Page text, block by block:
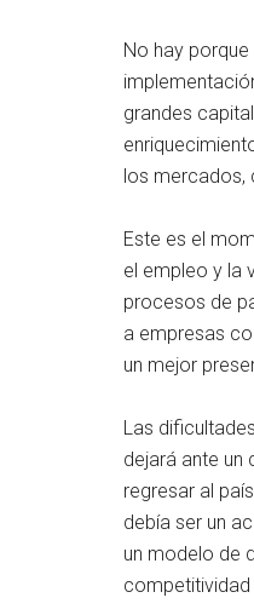
No hay
grandes
los mercados,
Este es el
el empleo y la
procesos de
a empresas
un mejor
Las
dejará ante un
regresar al
debía ser un
un modelo de
competitividad